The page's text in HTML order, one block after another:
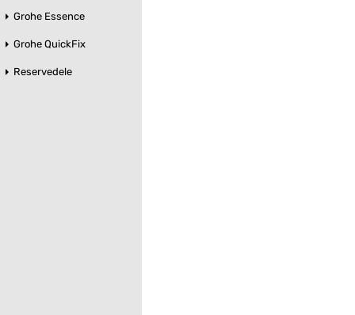
Grohe Essence
Grohe QuickFix
Reservedele